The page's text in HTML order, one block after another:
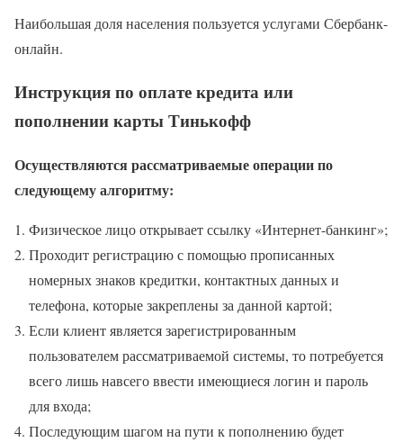
Наибольшая доля населения пользуется услугами Сбербанк-
онлайн.
Инструкция по оплате кредита или
пополнении карты Тинькофф
Осуществляются рассматриваемые операции по
следующему алгоритму:
Физическое лицо открывает ссылку «Интернет-банкинг»;
Проходит регистрацию с помощью прописанных
номерных знаков кредитки, контактных данных и
телефона, которые закреплены за данной картой;
Если клиент является зарегистрированным
пользователем рассматриваемой системы, то потребуется
всего лишь навсего ввести имеющиеся логин и пароль
для входа;
Последующим шагом на пути к пополнению будет